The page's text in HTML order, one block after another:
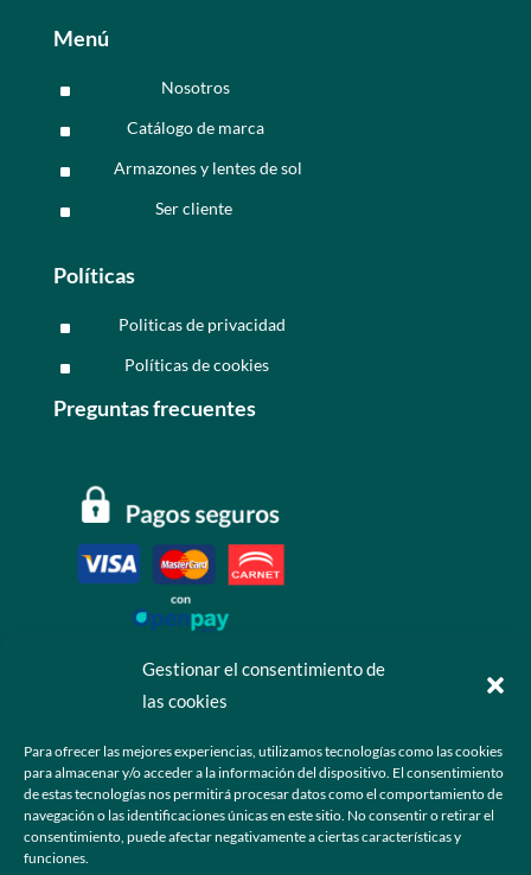
Gestionar el consentimiento de
las cookies
Para ofrecer las mejores experiencias, utilizamos tecnologías como las cookies
para almacenar y/o acceder a la información del dispositivo. El consentimiento
de estas tecnologías nos permitirá procesar datos como el comportamiento de
navegación o las identificaciones únicas en este sitio. No consentir o retirar el
consentimiento, puede afectar negativamente a ciertas características y
funciones.
Menú
^ Nosotros
^ Catálogo de marca
^ Armazones y lentes de sol
^ Ser cliente
Políticas
^ Politicas de privacidad
^ Políticas de cookies
Preguntas frecuentes
 +52 55 6173 7725 (Ventas)
 hola@grupo-omk.com